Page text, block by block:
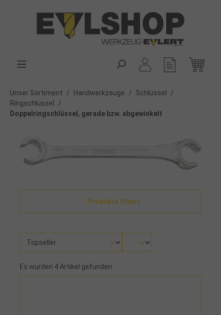
Unser Sortiment / Handwerkzeuge / Schlüssel
/
Ringschlüssel
/
Doppelringschlüssel, gerade bzw. abgewinkelt
Produkte filtern
Es wurden 4 Artikel gefunden